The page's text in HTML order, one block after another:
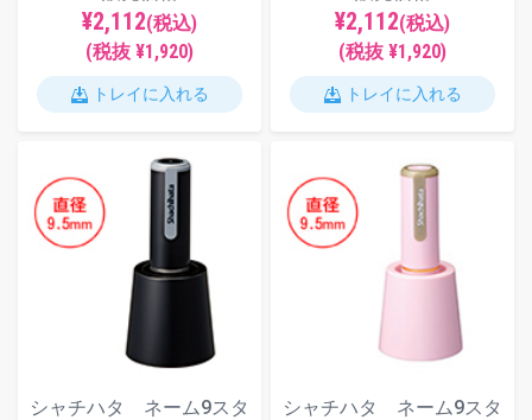
¥2,112(税込)
(税抜 ¥1,920)
トレイに入れる
¥2,112(税込)
(税抜 ¥1,920)
トレイに入れる
シャチハタ ネーム9スタ
シャチハタ ネーム9スタ